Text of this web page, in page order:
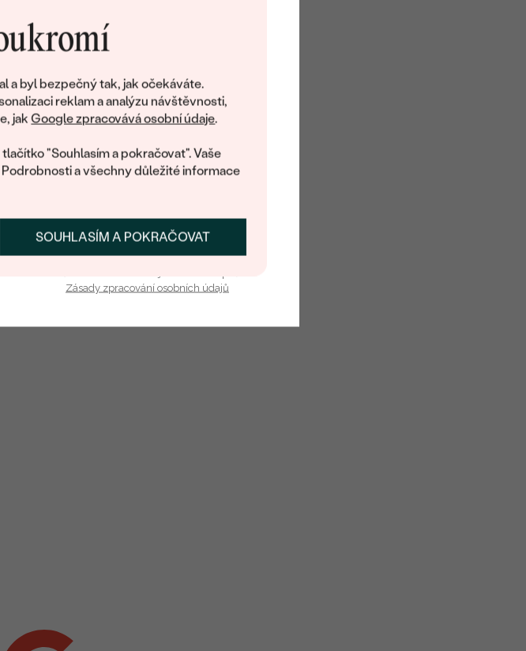
a byl bezpečný tak, jak očekáváte.
reklam a analýzu návštěvnosti,
jakGoogle zpracovává osobní údaje.
"Souhlasím a pokračovat". Vaše
Podrobnosti a všechny důležité informace
SOUHLASÍM A POKRAČOVAT
poctivě vyráběných šperků Eppi.
Jako dárek na přivítání vám obratem
zašleme slevový kód na váš první
PŘIHLÁSIT SE A ZÍSKAT SLEVU
Zásady zpracování osobních údajů